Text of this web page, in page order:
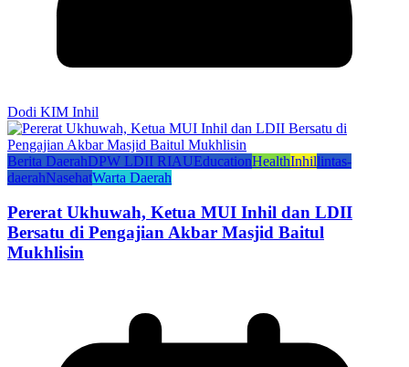
Dodi KIM Inhil
Berita DaerahDPW LDII RIAUEducationHealthInhillintas-
daerahNasehatWarta Daerah
Pererat Ukhuwah, Ketua MUI Inhil dan LDII
Bersatu di Pengajian Akbar Masjid Baitul
Mukhlisin